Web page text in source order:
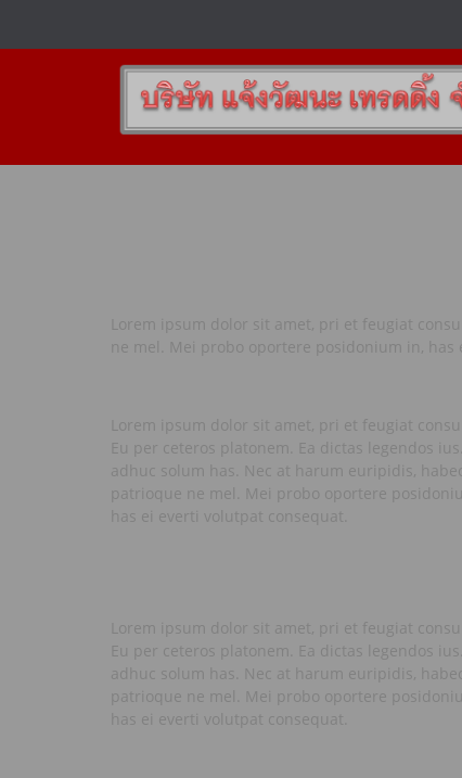
Lorem ipsum dolor sit amet, pri et feugiat
ne mel. Mei probo oportere posidonium in, has
Lorem ipsum dolor sit amet, pri et feugiat
Eu per ceteros platonem. Ea dictas legendos
adhuc solum has. Nec at harum euripidis,
patrioque ne mel. Mei probo oportere
has ei everti volutpat consequat.
Lorem ipsum dolor sit amet, pri et feugiat
Eu per ceteros platonem. Ea dictas legendos
adhuc solum has. Nec at harum euripidis,
patrioque ne mel. Mei probo oportere
has ei everti volutpat consequat.